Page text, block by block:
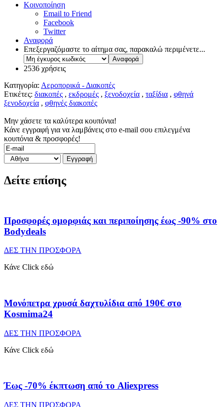
Κοινοποίηση
Email to Friend
Facebook
Twitter
Αναφορά
Επεξεργαζόμαστε το αίτημα σας, παρακαλώ περιμένετε...
2536 χρήσεις
Κατηγορία: Αεροπορικά - Διακοπές
Ετικέτες: διακοπές , εκδρομές , ξενοδοχεία , ταξίδια , φθηνά
ξενοδοχεία , φθηνές διακοπές
Μην χάσετε τα καλύτερα κουπόνια!
Κάνε εγγραφή για να λαμβάνεις στο e-mail σου επιλεγμένα
κουπόνια & προσφορές!
Δείτε επίσης
Προσφορές ομορφιάς και περιποίησης έως -90% στο
Bodydeals
ΔΕΣ ΤΗΝ ΠΡΟΣΦΟΡΑ
Κάνε Click εδώ
Μονόπετρα χρυσά δαχτυλίδια από 190€ στο
Kosmima24
ΔΕΣ ΤΗΝ ΠΡΟΣΦΟΡΑ
Κάνε Click εδώ
Έως -70% έκπτωση από το Aliexpress
ΔΕΣ ΤΗΝ ΠΡΟΣΦΟΡΑ